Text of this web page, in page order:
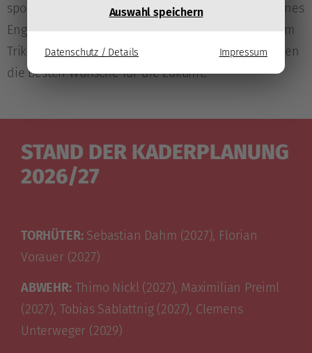
Auswahl speichern
Datenschutz / Details Impressum
sportlichen und persönlichen Beiträge im Zuge seines
Engagements beim Klub sowie für die Leistungen im
Trikot der Rotjacken. Ihn und seine Familie begleiten
die besten Wünsche für die Zukunft.
STAND DER KADERPLANUNG
2026/27
TORHÜTER:Sebastian Dahm (2027), Florian
Vorauer (2027)
ABWEHR:Thimo Nickl (2027), Maximilian Preiml
(2027), Tobias Sablattnig (2027), Clemens
Unterweger (2029)